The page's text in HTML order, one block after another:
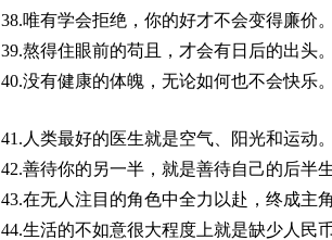
38.唯有学会拒绝，你的好才不会变得廉价。
39.熬得住眼前的苟且，才会有日后的出头。
40.没有健康的体魄，无论如何也不会快乐。
41.人类最好的医生就是空气、阳光和运动。
42.善待你的另一半，就是善待自己的后半生
43.在无人注目的角色中全力以赴，终成主角
44.生活的不如意很大程度上就是缺少人民币